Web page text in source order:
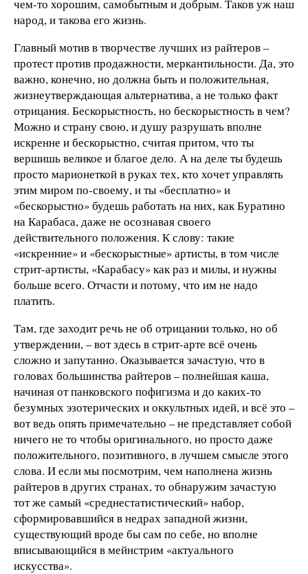
чем-то хорошим, самобытным и добрым. Таков уж наш
народ, и такова его жизнь.
Главный мотив в творчестве лучших из райтеров –
протест против продажности, меркантильности. Да, это
важно, конечно, но должна быть и положительная,
жизнеутверждающая альтернатива, а не только факт
отрицания. Бескорыстность, но бескорыстность в чем?
Можно и страну свою, и душу разрушать вполне
искренне и бескорыстно, считая притом, что ты
вершишь великое и благое дело. А на деле ты будешь
просто марионеткой в руках тех, кто хочет управлять
этим миром по-своему, и ты «бесплатно» и
«бескорыстно» будешь работать на них, как Буратино
на Карабаса, даже не осознавая своего
действительного положения. К слову: такие
«искренние» и «бескорыстные» артисты, в том числе
стрит-артисты, «Карабасу» как раз и милы, и нужны
больше всего. Отчасти и потому, что им не надо
платить.
Там, где заходит речь не об отрицании только, но об
утверждении, – вот здесь в стрит-арте всё очень
сложно и запутанно. Оказывается зачастую, что в
головах большинства райтеров – полнейшая каша,
начиная от панковского пофигизма и до каких-то
безумных эзотерических и оккультных идей, и всё это –
вот ведь опять примечательно – не представляет собой
ничего не то чтобы оригинального, но просто даже
положительного, позитивного, в лучшем смысле этого
слова. И если мы посмотрим, чем наполнена жизнь
райтеров в других странах, то обнаружим зачастую
тот же самый «среднестатистический» набор,
сформировавшийся в недрах западной жизни,
существующий вроде бы сам по себе, но вполне
вписывающийся в мейнстрим «актуального
искусства».